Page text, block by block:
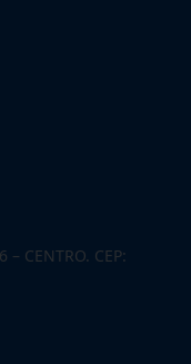
– CENTRO. CEP: